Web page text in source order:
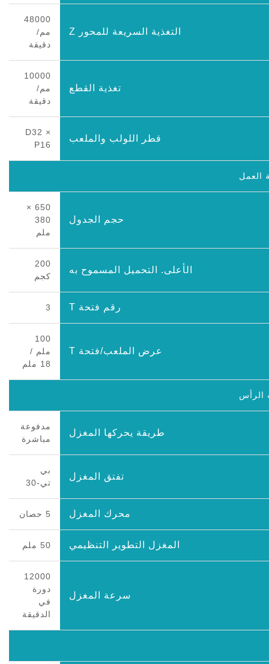
التغذية السريعة للمحور Z
48000
مم/
دقيقة
تغذية القطع
10000
مم/
دقيقة
قطر اللولب والملعب
D32 ×
P16
العمل
حجم الجدول
650 ×
380
ملم
الأعلى. التحميل المسموح به
200
كجم
رقم فتحة T 3
عرض الملعب/فتحة T
100
ملم /
18 ملم
الرأس
طريقة يحركها المغزل
مدفوعة
مباشرة
تفتق المغزل
بي
تي-30
محرك المغزل 5 حصان
المغزل التطوير التنظيمي 50 ملم
سرعة المغزل
12000
دورة
في
الدقيقة